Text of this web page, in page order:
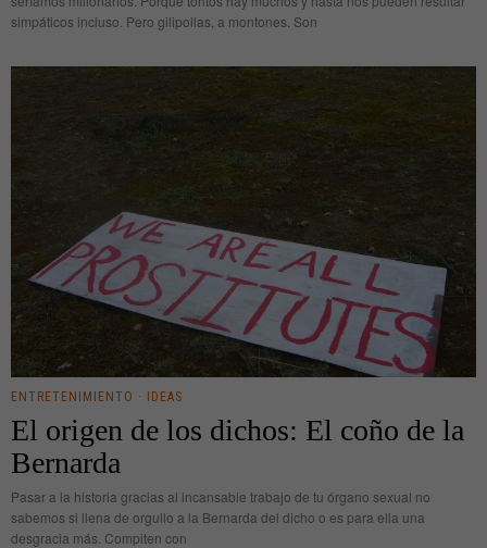
simpáticos incluso. Pero gilipollas, a montones. Son
ENTRETENIMIENTO · IDEAS
El origen de los dichos: El coño de la
Bernarda
Pasar a la historia gracias al incansable trabajo de tu órgano sexual no
sabemos si llena de orgullo a la Bernarda del dicho o es para ella una
desgracia más. Compiten con